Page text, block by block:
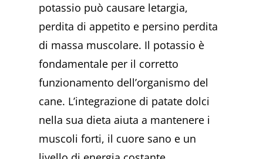
potassio può causare letargia,
perdita di appetito e persino perdita
di massa muscolare. Il potassio è
fondamentale per il corretto
funzionamento dell’organismo del
cane. L’integrazione di patate dolci
nella sua dieta aiuta a mantenere i
muscoli forti, il cuore sano e un